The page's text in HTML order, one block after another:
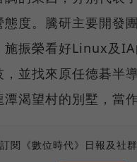
度。騰研主要開發
振榮看好Linux及
並找來原任德碁半
渴望村的別墅，當
閱《數位時代》日報及社